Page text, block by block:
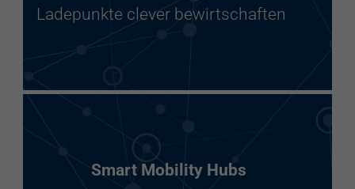
Ladepunkte clever bewirtschaften
Smart Mobility Hubs